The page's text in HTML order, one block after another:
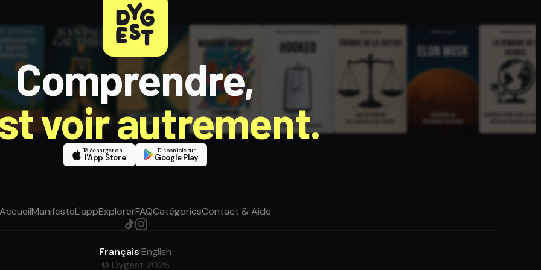
Comprendre,
voir autrement.
Télécharger dans
l'App Store
Disponible sur
Google Play
AccueilManifesteL'appExplorerFAQCatégoriesContact & Aide
Français·English
© Dygest 2026